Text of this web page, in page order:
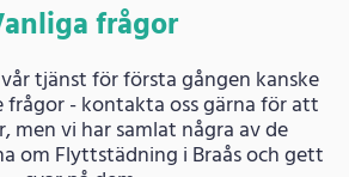
frågor
tjänst för första gången kanske
- kontakta oss gärna för att
men vi har samlat några av de
om Flyttstädning i Braås och gett